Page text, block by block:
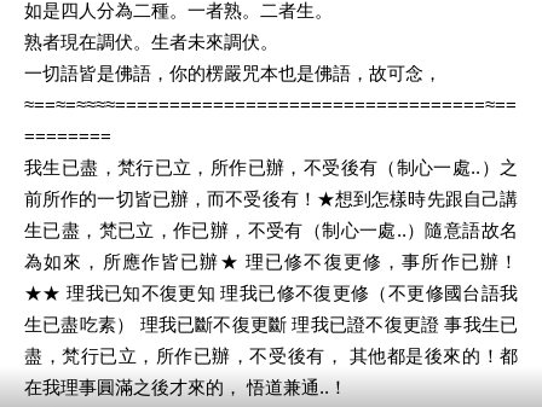
如是四人分為二種。一者熟。二者生。
熟者現在調伏。生者未來調伏。
一切語皆是佛語，你的楞嚴咒本也是佛語，故可念，
≈==≈=≈≈≈≈==================================≈==
========
我生已盡，梵行已立， 所作已辦， 不受後有（制心一處..）之
前所作的一切皆已辦，而不受後有！★想到怎樣時先跟自己講
生已盡，梵已立，作已辦， 不受有（制心一處..）隨意語故名
為如來，所應作皆已辦★ 理已修不復更修，事所作已辦！
★★ 理我已知不復更知 理我已修不復更修（不更修國台語我
生已盡吃素）
理我已斷不復更斷 理我已證不復更證 事我生已
盡，梵行已立， 所作已辦，不受後有，
其他都是後來的！都
在我理事圓滿之後才來的， 悟道兼通..！